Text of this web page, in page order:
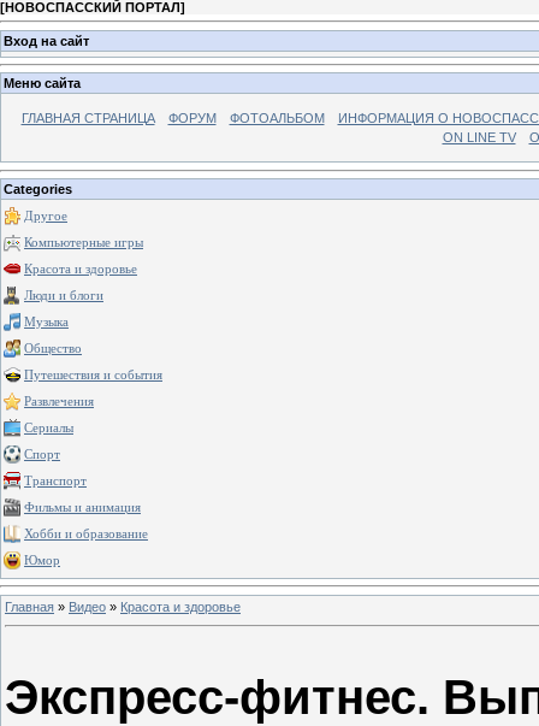
[НОВОСПАССКИЙ ПОРТАЛ]
Вход на сайт
Меню сайта
ГЛАВНАЯ СТРАНИЦА ФОРУМ ФОТОАЛЬБОМ
ИНФОРМАЦИЯ О
ON LINE TV
Categories
Другое
Компьютерные игры
Красота и здоровье
Люди и блоги
Музыка
Общество
Путешествия и события
Развлечения
Сериалы
Спорт
Транспорт
Фильмы и анимация
Хобби и образование
Юмор
Главная » Видео » Красота и здоровье
Экспресс-фитнес.